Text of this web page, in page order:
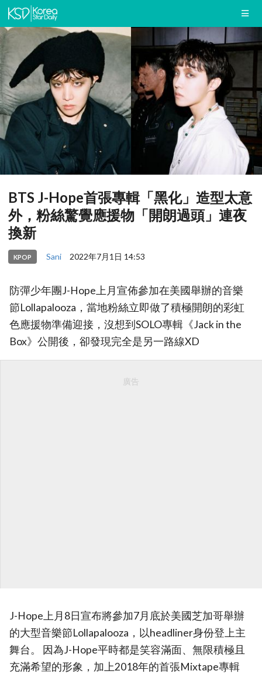
BTS J-Hope首張專輯「黑化」造型太意
外，粉絲驚覺應援物「開朗過頭」連夜
換新
KPOP Sani 2022年7月1日 14:53
防彈少年團J-Hope上月宣佈參加在美國舉辦的音樂
節Lollapalooza，當地粉絲立即做了積極開朗的彩虹
色應援物準備迎接，沒想到SOLO專輯《Jack in the
Box》公開後，卻發現完全是另一路線XD
廣告
J-Hope上月8日宣布將參加7月底於美國芝加哥舉辦
的大型音樂節Lollapalooza，以headliner身份登上主
舞台。 因為J-Hope平時都是笑容滿面、無限積極且
充滿希望的形象，加上2018年的首張Mixtape專輯